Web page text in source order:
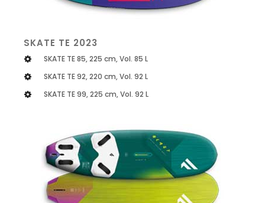
SKATE TE 2023
SKATE TE 85, 225 cm, Vol. 85 L
SKATE TE 92, 220 cm, Vol. 92 L
SKATE TE 99, 225 cm, Vol. 92 L